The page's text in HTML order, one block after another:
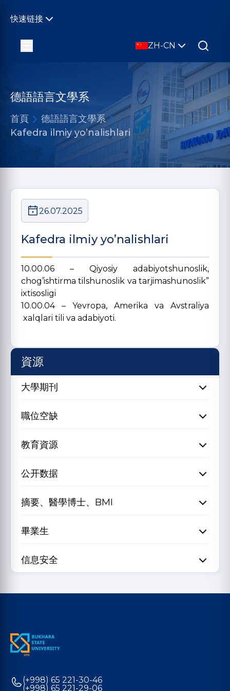
快速链接
ZH-CN
德語語言文學系
首頁
德語語言文學系
Kafedra ilmiy yo’nalishlari
26.07.2025
Kafedra ilmiy yo’nalishlari
10.00.06 – Qiyosiy adabiyotshunoslik,
chog’ishtirma tilshunoslik va tarjimashunoslik”
ixtisosligi
10.00.04 – Yevropa, Amerika va Avstraliya
xalqlari tili va adabiyoti.
資源
大學期刊
職位空缺
教育資源
公开数据
摘要、醫學博士、BMI
畢業生
信息安全
(+998) 65 221-30-46
(+998) 65 221-29-06